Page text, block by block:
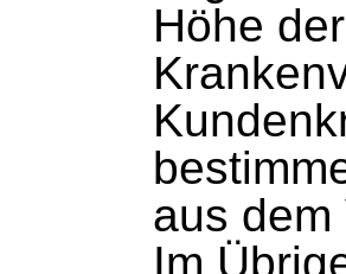
Höhe
aus
Im